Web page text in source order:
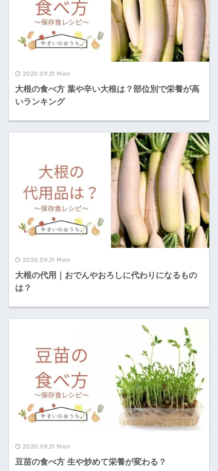
2020.09.21 Mon
大根の食べ方 葉や辛い大根は？部位別で栄養が高
いランキング
2020.09.21 Mon
大根の代用｜おでんやおろしに代わりになるもの
は？
2020.09.21 Mon
豆苗の食べ方 生や炒めて栄養が変わる？